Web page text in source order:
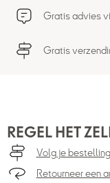
Gratis advies
Gratis
REGEL HET
Volg je bestelling
Retourneer een